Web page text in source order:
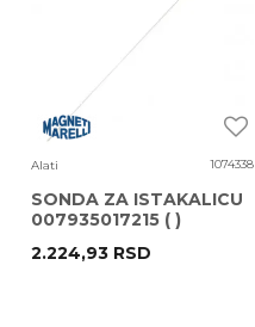
Alati 1074338
SONDA ZA ISTAKALICU
007935017215 ( )
2.224,93 RSD